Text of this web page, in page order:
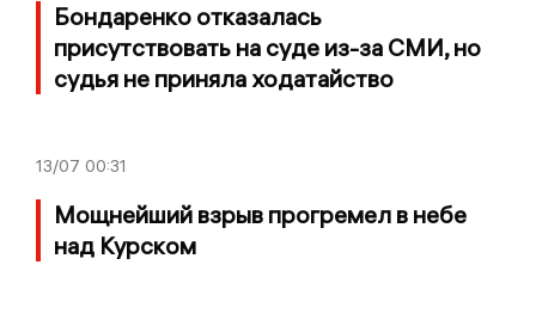
Бондаренко отказалась
присутствовать на суде из-за СМИ, но
судья не приняла ходатайство
13/07 00:31
Мощнейший взрыв прогремел в небе
над Курском